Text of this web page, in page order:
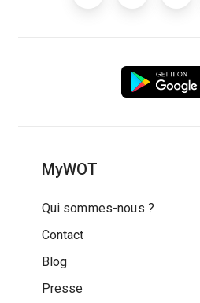
MyWOT
Qui sommes-nous ?
Contact
Blog
Presse